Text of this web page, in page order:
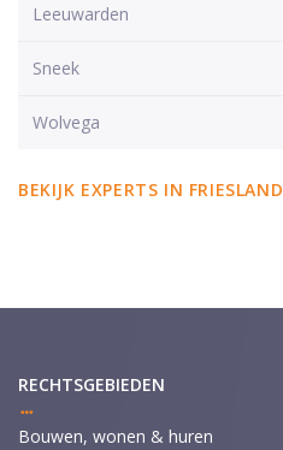
Leeuwarden
Sneek
Wolvega
BEKIJK EXPERTS IN FRIESLAND
RECHTSGEBIEDEN
Bouwen, wonen & huren